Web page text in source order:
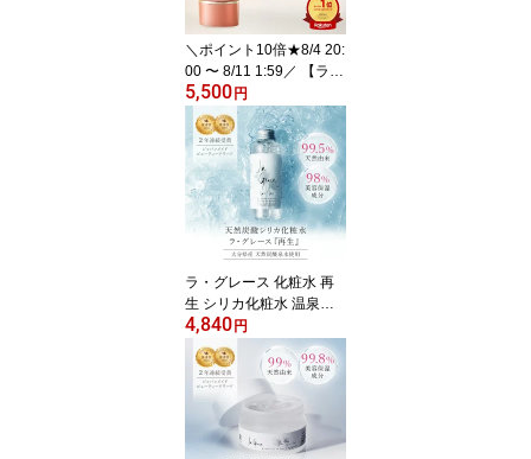
ティー お茶 スッキリ 大
容量 120g
＼ポイント10倍★8/4 20:
00 〜 8/11 1:59／ 【ラフ
ォーレ公式認定/正規品】
日焼け止め ブロッカー
敏感肌 低刺激 高保湿 ト
ーンアップ 化粧下地 ノ
ンケミカル サロン専売
デイ トリートメントEX
SPF26 / PA++ 40g
5,500 円
ラ・グレース 化粧水 再
生 シリカ化粧水 温泉水
天然水 乾燥肌 保湿 しっ
とり スキンケア パラベ
ンフリー アルコールフリ
ー 無添加 コスメ
4,840 円